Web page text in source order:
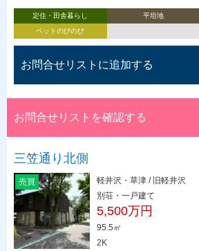
定住・田舎暮らし 平坦地
ペットのびのび
お問合せリストに追加する
お問合せリストを確認する
三笠通り北側
売買
軽井沢・草津 / 旧軽井沢
別荘・一戸建て
5,500万円
95.5㎡
2K